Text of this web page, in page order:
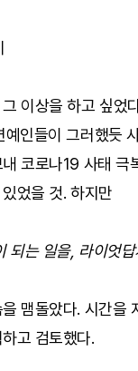
이상을 하고 싶었
예인들이 그러했듯
코로나19 사태
었을 것. 하지만
되는 일을, 라이엇
맴돌았다. 시간을
고 검토했다.